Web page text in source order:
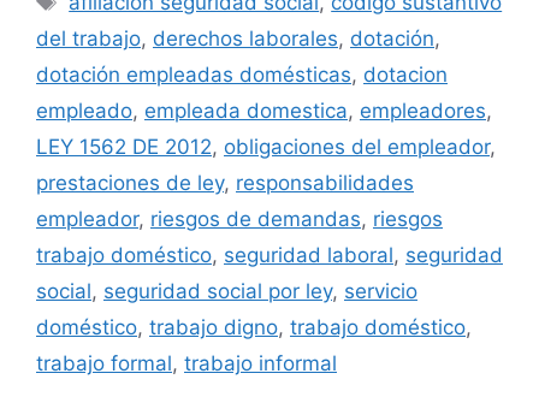
del trabajo, derechos laborales, dotación,
dotación empleadas domésticas, dotacion
empleado, empleada domestica, empleadores,
LEY 1562 DE 2012, obligaciones del empleador,
prestaciones de ley, responsabilidades
empleador, riesgos de demandas, riesgos
trabajo doméstico, seguridad laboral, seguridad
social, seguridad social por ley, servicio
doméstico, trabajo digno, trabajo doméstico,
trabajo formal, trabajo informal